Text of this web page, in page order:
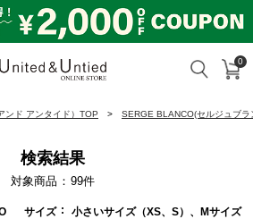
検索 カ
0
ンド アンタイド）TOP SERGE BLANCO(セルジュブ
検索結果
対象商品 99件
サイズ 小さいサイズ（XS、S）、Mサイズ